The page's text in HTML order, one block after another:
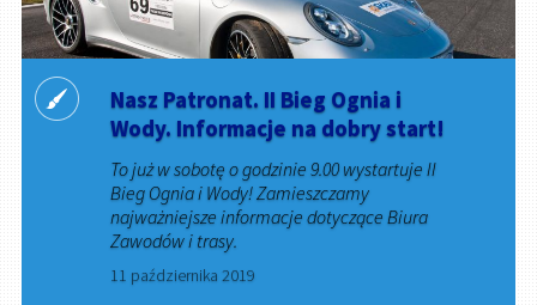
Nasz Patronat. II Bieg Ognia i
Wody. Informacje na dobry start!
To już w sobotę o godzinie 9.00 wystartuje II
Bieg Ognia i Wody! Zamieszczamy
najważniejsze informacje dotyczące Biura
Zawodów i trasy.
11 października 2019